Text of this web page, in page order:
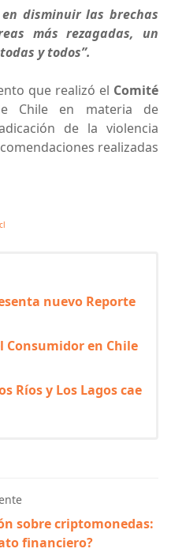
disminuir las brechas
más rezagadas, un
y todos”.
que realizó el Comité
Chile en materia de
de la violencia
realizadas
nuevo Reporte
Consumidor en Chile
Ríos y Los Lagos cae
sobre criptomonedas:
financiero?